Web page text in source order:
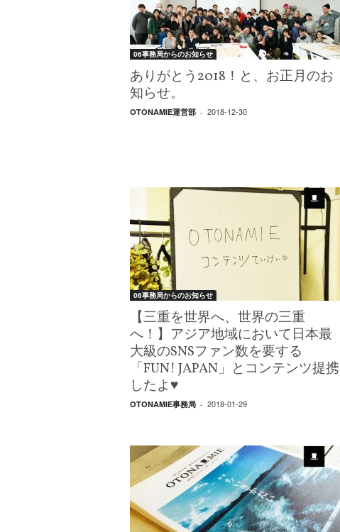
06事務局からのお知らせ
ありがとう2018！と、お正月のお
知らせ。
OTONAMIE運営部 - 2018-12-30
06事務局からのお知らせ
【三重を世界へ、世界の三重
へ！】アジア地域において日本最
大級のSNSファン数を要する
「FUN! JAPAN」とコンテンツ提携
したよ♥
OTONAMIE事務局 - 2018-01-29